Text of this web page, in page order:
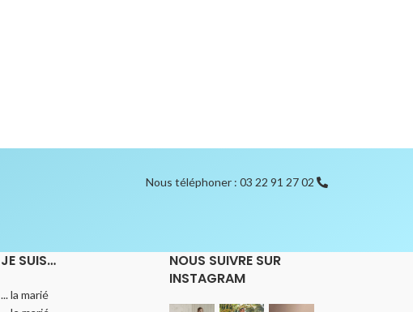
Nous téléphoner : 03 22 91 27 02
JE SUIS…
... la marié
NOUS SUIVRE SUR
INSTAGRAM